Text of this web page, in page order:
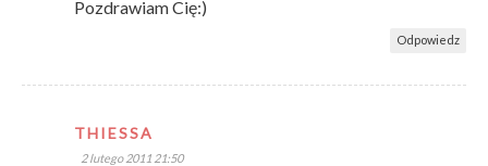
Pozdrawiam Cię:)
Odpowiedz
THIESSA
2 lutego 2011 21:50